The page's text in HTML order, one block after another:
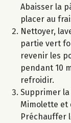
Abaisser la
placer au
Nettoyer,
partie vert
revenir les
pendant 10
refroidir.
Supprimer
Mimolette et
Préchauffer